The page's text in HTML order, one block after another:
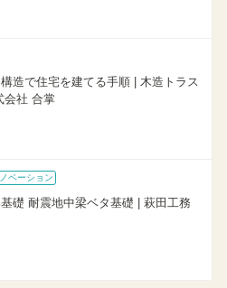
造で住宅を建てる手順 | 木造トラス
会社 合掌
ベーション
礎 耐震地中梁ベタ基礎 | 萩田工務